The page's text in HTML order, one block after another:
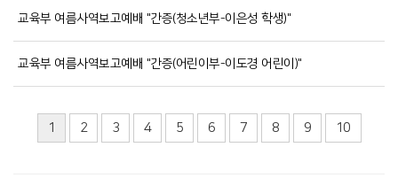
교육부 여름사역보고예배 "간증(청소년부-이은성 학생)"
교육부 여름사역보고예배 "간증(어린이부-이도경 어린이)"
1 2 3 4 5 6 7 8 9 10